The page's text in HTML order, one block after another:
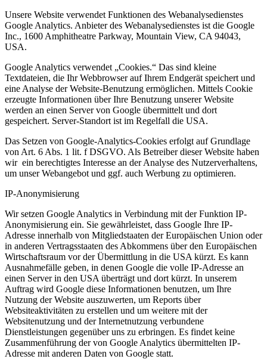
Unsere Website verwendet Funktionen des Webanalysedienstes
Google Analytics. Anbieter des Webanalysedienstes ist die Google
Inc., 1600 Amphitheatre Parkway, Mountain View, CA 94043,
USA.
Google Analytics verwendet „Cookies.“ Das sind kleine
Textdateien, die Ihr Webbrowser auf Ihrem Endgerät speichert und
eine Analyse der Website-Benutzung ermöglichen. Mittels Cookie
erzeugte Informationen über Ihre Benutzung unserer Website
werden an einen Server von Google übermittelt und dort
gespeichert. Server-Standort ist im Regelfall die USA.
Das Setzen von Google-Analytics-Cookies erfolgt auf Grundlage
von Art. 6 Abs. 1 lit. f DSGVO. Als Betreiber dieser Website haben
wir ein berechtigtes Interesse an der Analyse des Nutzerverhaltens,
um unser Webangebot und ggf. auch Werbung zu optimieren.
IP-Anonymisierung
Wir setzen Google Analytics in Verbindung mit der Funktion IP-
Anonymisierung ein. Sie gewährleistet, dass Google Ihre IP-
Adresse innerhalb von Mitgliedstaaten der Europäischen Union oder
in anderen Vertragsstaaten des Abkommens über den Europäischen
Wirtschaftsraum vor der Übermittlung in die USA kürzt. Es kann
Ausnahmefälle geben, in denen Google die volle IP-Adresse an
einen Server in den USA überträgt und dort kürzt. In unserem
Auftrag wird Google diese Informationen benutzen, um Ihre
Nutzung der Website auszuwerten, um Reports über
Websiteaktivitäten zu erstellen und um weitere mit der
Websitenutzung und der Internetnutzung verbundene
Dienstleistungen gegenüber uns zu erbringen. Es findet keine
Zusammenführung der von Google Analytics übermittelten IP-
Adresse mit anderen Daten von Google statt.